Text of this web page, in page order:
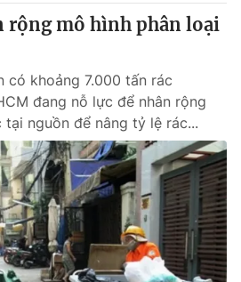
rộng mô hình phân loại
có khoảng 7.000 tấn rác
đang nỗ lực để nhân rộng
tại nguồn để nâng tỷ lệ rác...